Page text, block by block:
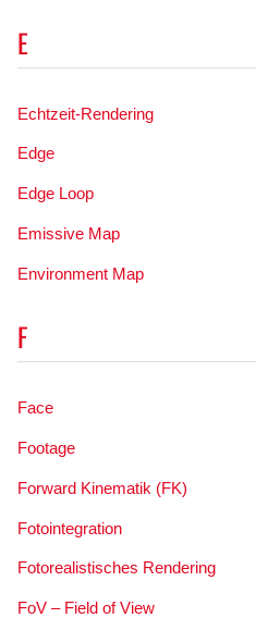
E
Echtzeit-Rendering
Edge
Edge Loop
Emissive Map
Environment Map
F
Face
Footage
Forward Kinematik (FK)
Fotointegration
Fotorealistisches Rendering
FoV – Field of View